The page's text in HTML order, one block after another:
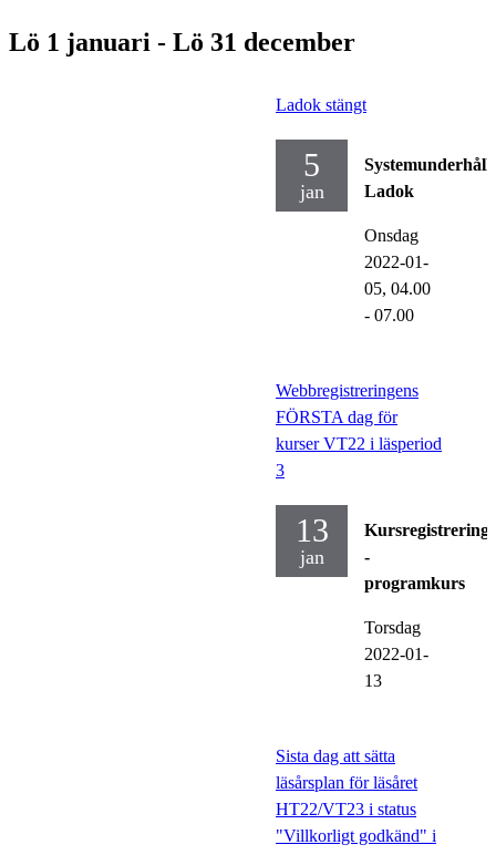
Lö 1 januari - Lö 31 december
Ladok stängt
5
jan
Systemunderhåll
Ladok
Onsdag
2022-01-
05, 04.00
- 07.00
Webbregistreringens
FÖRSTA dag för
kurser VT22 i läsperiod
3
13
jan
Kursregistrering
-
programkurs
Torsdag
2022-01-
13
Sista dag att sätta
läsårsplan för läsåret
HT22/VT23 i status
"Villkorligt godkänd" i